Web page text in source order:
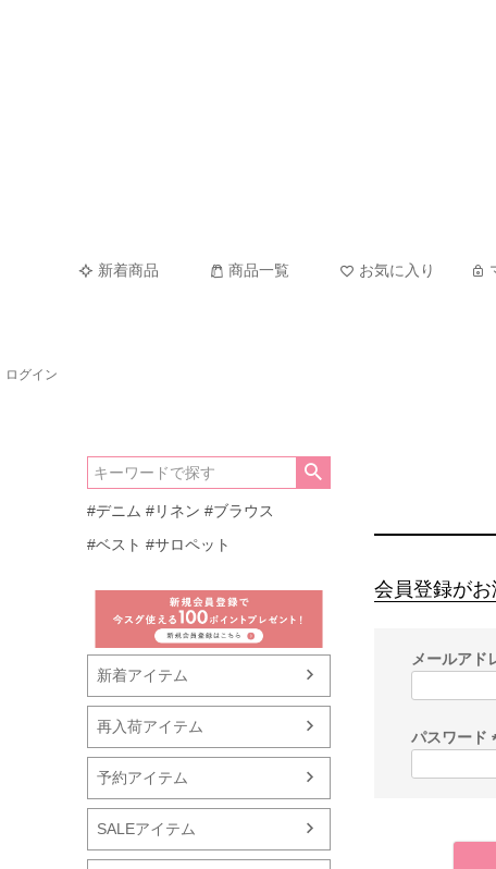
新着商品 商品一覧 お気に入り
ログイン
#デニム #リネン #ブラウス
#ベスト #サロペット
新着アイテム
再入荷アイテム
予約アイテム
SALEアイテム
会員登録が
メールアド
パスワード